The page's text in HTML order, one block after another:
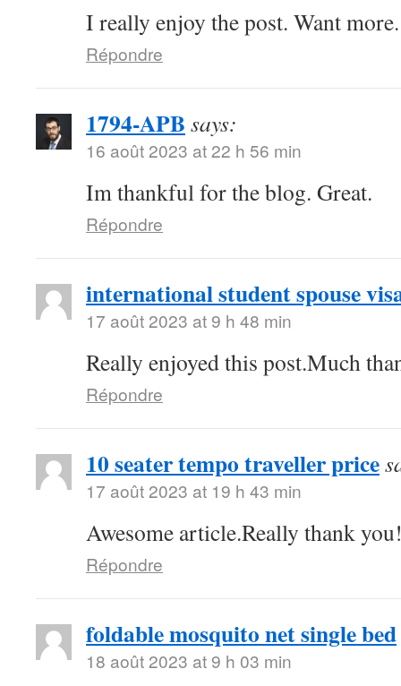
I really enjoy the post. Want more.
Répondre
1794-APB says:
16 août 2023 at 22 h 56 min
Im thankful for the blog. Great.
Répondre
international student spouse
17 août 2023 at 9 h 48 min
Really enjoyed this post.Much
Répondre
10 seater tempo traveller price
17 août 2023 at 19 h 43 min
Awesome article.Really thank
Répondre
foldable mosquito net single bed
18 août 2023 at 9 h 03 min